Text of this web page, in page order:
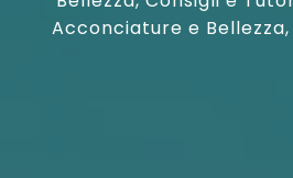
Acconciature e Bellezza,